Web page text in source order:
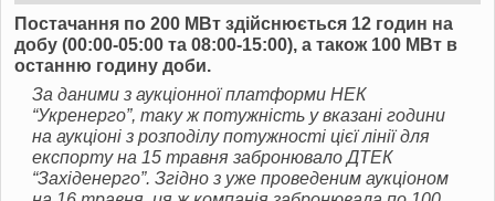
Постачання по 200 МВт здійснюється 12 годин на
добу (00:00-05:00 та 08:00-15:00), а також 100 МВт в
останню годину доби.
За даними з аукціонної платформи НЕК
“Укренерго”, таку ж потужність у вказані години
на аукціоні з розподілу потужності цієї лінії для
експорту на 15 травня забронювало ДТЕК
“Західенерго”. Згідно з уже проведеним аукціоном